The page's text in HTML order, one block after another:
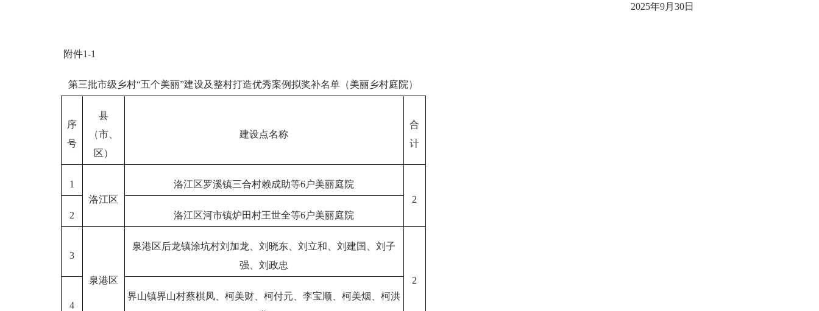
2025年9月30日
附件1-1
第三批市级乡村“五个美丽”建设及整村打造优秀案例拟奖补名单（美丽乡村庭院）
序
号
县
（市、
区）
建设点名称
合
计
1
洛江区
洛江区罗溪镇三合村赖成助等6户美丽庭院
2
2
洛江区河市镇炉田村王世全等6户美丽庭院
3
泉港区
泉港区后龙镇涂坑村刘加龙、刘晓东、刘立和、刘建国、刘子
强、刘政忠
2
4
界山镇界山村蔡棋凤、柯美财、柯付元、李宝顺、柯美烟、柯洪